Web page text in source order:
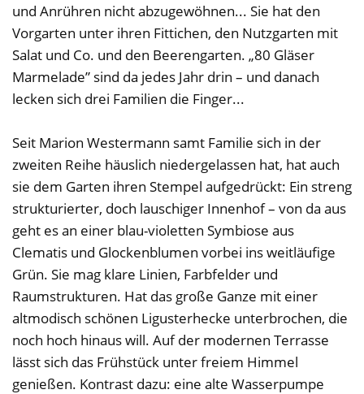
und Anrühren nicht abzugewöhnen... Sie hat den
Vorgarten unter ihren Fittichen, den Nutzgarten mit
Salat und Co. und den Beerengarten. „80 Gläser
Marmelade” sind da jedes Jahr drin – und danach
lecken sich drei Familien die Finger...
Seit Marion Westermann samt Familie sich in der
zweiten Reihe häuslich niedergelassen hat, hat auch
sie dem Garten ihren Stempel aufgedrückt: Ein streng
strukturierter, doch lauschiger Innenhof – von da aus
geht es an einer blau-violetten Symbiose aus
Clematis und Glockenblumen vorbei ins weitläufige
Grün. Sie mag klare Linien, Farbfelder und
Raumstrukturen. Hat das große Ganze mit einer
altmodisch schönen Ligusterhecke unterbrochen, die
noch hoch hinaus will. Auf der modernen Terrasse
lässt sich das Frühstück unter freiem Himmel
genießen. Kontrast dazu: eine alte Wasserpumpe